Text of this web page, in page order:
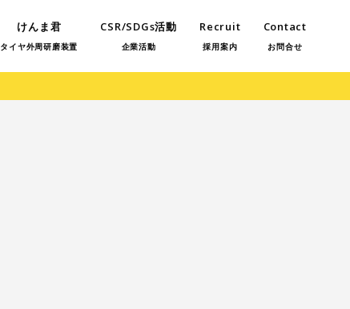
けんま君
タイヤ外周研磨装置
CSR/SDGs活動
企業活動
Recruit
採用案内
Contact
お問合せ